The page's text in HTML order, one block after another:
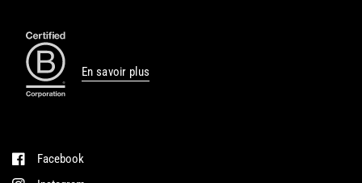
En savoir plus
Facebook